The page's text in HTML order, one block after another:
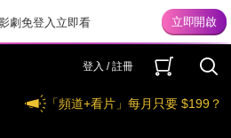
劇免登入立即看
登入 / 註冊
「頻道+看片」每月只要 $199？